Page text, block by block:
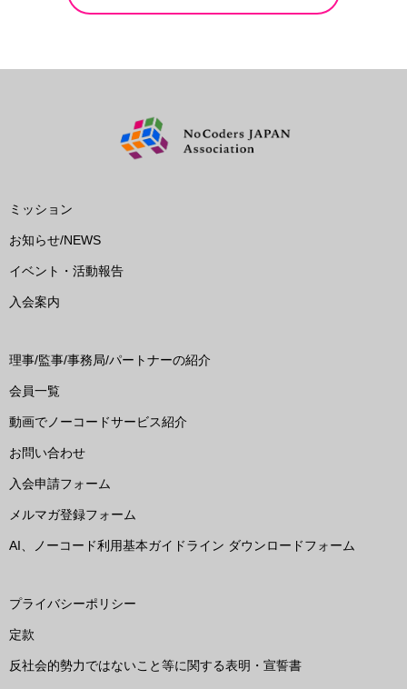
ミッション
お知らせ/NEWS
イベント・活動報告
入会案内
理事/監事/事務局/パートナーの紹介
会員一覧
動画でノーコードサービス紹介
お問い合わせ
入会申請フォーム
メルマガ登録フォーム
AI、ノーコード利用基本ガイドライン ダウンロードフォーム
プライバシーポリシー
定款
反社会的勢力ではないこと等に関する表明・宣誓書